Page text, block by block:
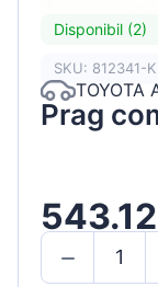
Disponibil (2)
SKU: 812341-K
TOYOTA
Prag